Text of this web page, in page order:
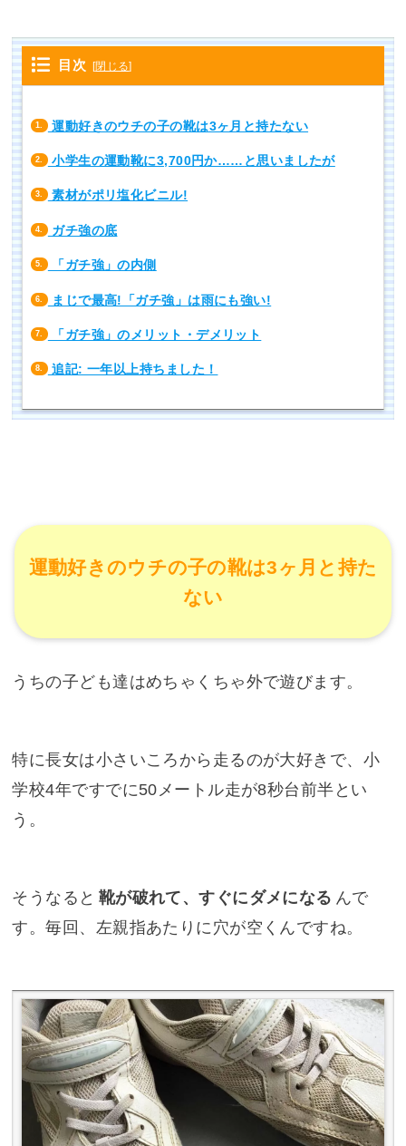
目次 [閉じる]
1. 運動好きのウチの子の靴は3ヶ月と持たない
2. 小学生の運動靴に3,700円か……と思いましたが
3. 素材がポリ塩化ビニル!
4. ガチ強の底
5. 「ガチ強」の内側
6. まじで最高!「ガチ強」は雨にも強い!
7. 「ガチ強」のメリット・デメリット
8. 追記: 一年以上持ちました！
運動好きのウチの子の靴は3ヶ月と持た
ない
うちの子ども達はめちゃくちゃ外で遊びます。
特に長女は小さいころから走るのが大好きで、小
学校4年ですでに50メートル走が8秒台前半とい
う。
そうなると 靴が破れて、すぐにダメになる んで
す。毎回、左親指あたりに穴が空くんですね。